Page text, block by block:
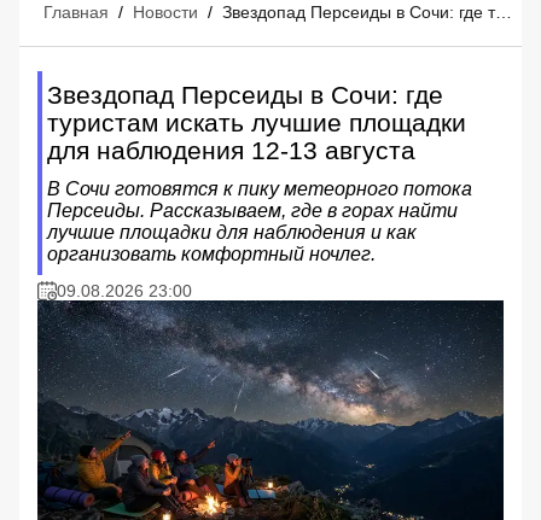
Главная / Новости / Звездопад Персеиды в Сочи: где туристам искать лучшие площадки для наблюдения 12-13 августа
Звездопад Персеиды в Сочи: где
туристам искать лучшие площадки
для наблюдения 12-13 августа
В Сочи готовятся к пику метеорного потока
Персеиды. Рассказываем, где в горах найти
лучшие площадки для наблюдения и как
организовать комфортный ночлег.
09.08.2026 23:00